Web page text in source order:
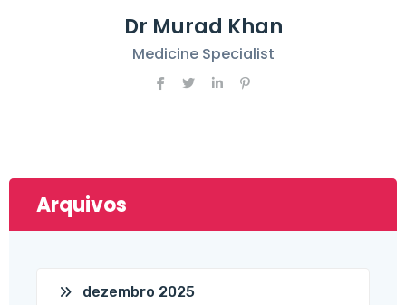
Dr Murad Khan
Medicine Specialist
Arquivos
dezembro 2025